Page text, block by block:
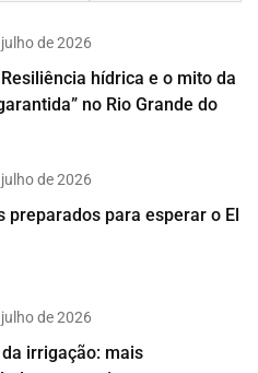
de 2026
hídrica e o mito da
no Rio Grande do
de 2026
preparados para esperar o El
de 2026
irrigação: mais